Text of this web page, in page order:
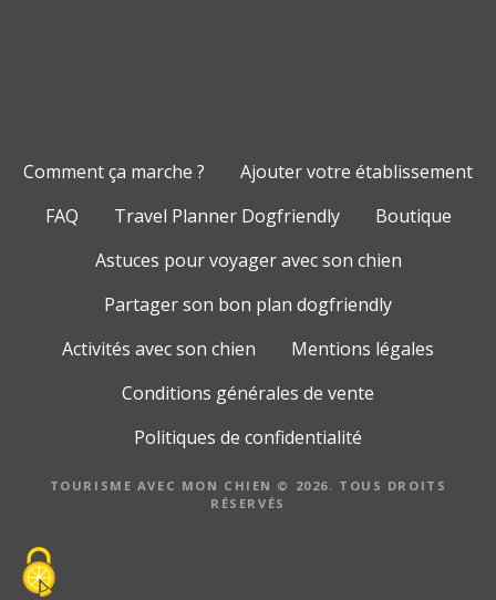
Comment ça marche ?
Ajouter votre établissement
FAQ
Travel Planner Dogfriendly
Boutique
Astuces pour voyager avec son chien
Partager son bon plan dogfriendly
Activités avec son chien
Mentions légales
Conditions générales de vente
Politiques de confidentialité
TOURISME AVEC MON CHIEN © 2026. TOUS DROITS
RÉSERVÉS